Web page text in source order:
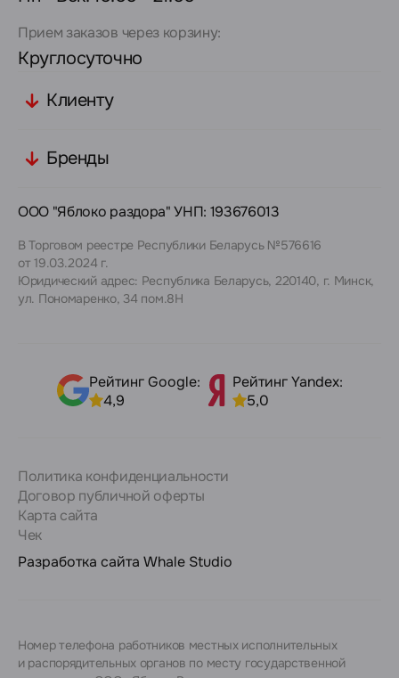
Прием заказов через корзину:
Круглосуточно
Клиенту
Бренды
ООО "Яблоко раздора" УНП: 193676013
В Торговом реестре Республики Беларусь №576616
от 19.03.2024 г.
Юридический адрес: Республика Беларусь, 220140, г. Минск,
ул. Пономаренко, 34 пом.8Н
Рейтинг Google:
4,9
Рейтинг Yandex:
5,0
Политика конфиденциальности
Договор публичной оферты
Карта сайта
Чек
Разработка сайта Whale Studio
Номер телефона работников местных исполнительных
и распорядительных органов по месту государственной